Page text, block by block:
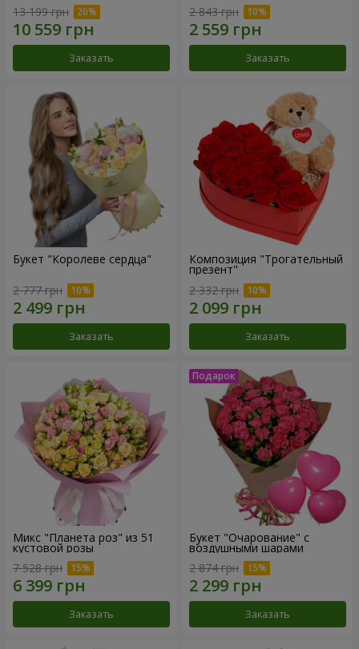
13 199 грн
Заказать
2 843 грн
Заказать
Букет "Королеве сердца"
2 777 грн
Заказать
Композиция "Трогательный
презент"
2 332 грн
Заказать
Микс "Планета роз" из 51
кустовой розы
7 528 грн
Заказать
Букет "Очарование" с
воздушными шарами
2 874 грн
Заказать